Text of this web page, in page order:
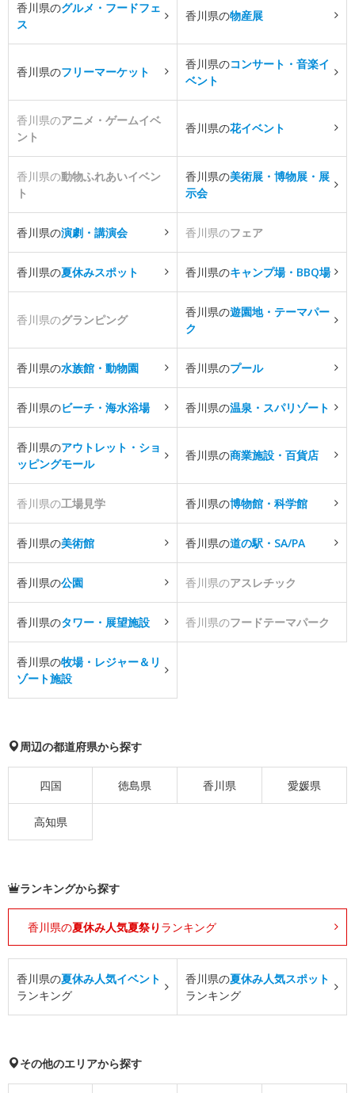
香川県のグルメ・フードフェ
ス
香川県の物産展
香川県のフリーマーケット
香川県のコンサート・音楽イ
ベント
香川県のアニメ・ゲームイベ
ント
香川県の花イベント
香川県の動物ふれあいイベン
ト
香川県の美術展・博物展・展
示会
香川県の演劇・講演会 香川県のフェア
香川県の夏休みスポット 香川県のキャンプ場・BBQ場
香川県のグランピング
香川県の遊園地・テーマパー
ク
香川県の水族館・動物園 香川県のプール
香川県のビーチ・海水浴場 香川県の温泉・スパリゾート
香川県のアウトレット・ショ
ッピングモール
香川県の商業施設・百貨店
香川県の工場見学 香川県の博物館・科学館
香川県の美術館 香川県の道の駅・SA/PA
香川県の公園 香川県のアスレチック
香川県のタワー・展望施設 香川県のフードテーマパーク
香川県の牧場・レジャー＆リ
ゾート施設
周辺の都道府県から探す
四国 徳島県 香川県 愛媛県
高知県
ランキングから探す
香川県の夏休み人気夏祭り ランキング
香川県の夏休み人気イベント
ランキング
香川県の夏休み人気スポット
ランキング
その他のエリアから探す